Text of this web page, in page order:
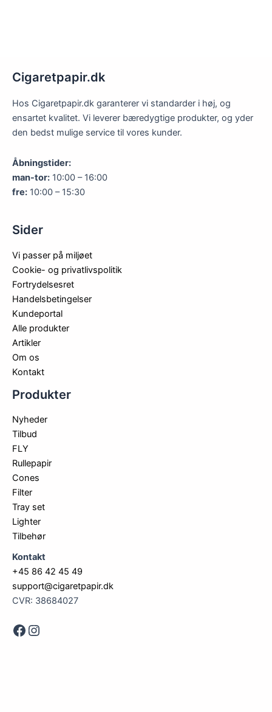
Cigaretpapir.dk
Hos Cigaretpapir.dk garanterer vi standarder i høj, og
ensartet kvalitet. Vi leverer bæredygtige produkter, og yder
den bedst mulige service til vores kunder.
Åbningstider:
man-tor: 10:00 – 16:00
fre: 10:00 – 15:30
Sider
Vi passer på miljøet
Cookie- og privatlivspolitik
Fortrydelsesret
Handelsbetingelser
Kundeportal
Alle produkter
Artikler
Om os
Kontakt
Produkter
Nyheder
Tilbud
FLY
Rullepapir
Cones
Filter
Tray set
Lighter
Tilbehør
Kontakt
+45 86 42 45 49
support@cigaretpapir.dk
CVR: 38684027
FaceInstagram